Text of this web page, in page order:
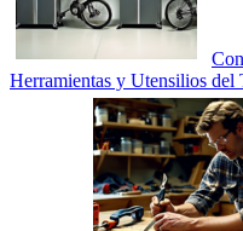
Herramientas y Utensilios